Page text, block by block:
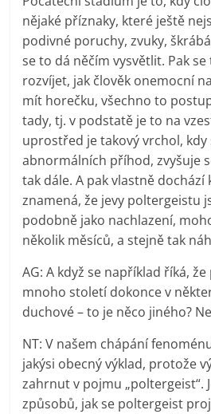
nějaké příznaky, které ještě
podivné poruchy, zvuky,
se to dá něčím vysvětlit. Pak
rozvíjet, jak člověk onemocní
mít horečku, všechno to
tady, tj. v podstatě je to na
uprostřed je takový vrchol,
abnormálních příhod, zvyšuje
tak dále. A pak vlastně dochází
znamená, že jevy poltergeistu
podobně jako nachlazení,
několik měsíců, a stejně tak
AG: A když se například říká,
mnoho století dokonce v
duchové – to je něco jiného?
NT: V našem chápání
jakýsi obecný výklad, protože
zahrnut v pojmu „poltergeist“.
způsobů, jak se poltergeist